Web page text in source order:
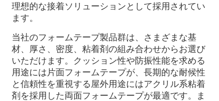
理想的な接着ソリューションとして採用されてい
ます。
当社のフォームテープ製品群は、さまざまな基
材、厚さ、密度、粘着剤の組み合わせからお選び
いただけます。クッション性や防振性能を求める
用途には片面フォームテープが、長期的な耐候性
と信頼性を重視する屋外用途にはアクリル系粘着
剤を採用した両面フォームテープが最適です。ま